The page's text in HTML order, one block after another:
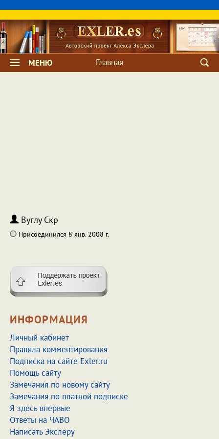
МЕНЮ Главная
Вуглу Скр
Присоединился 8 янв. 2008 г.
ИНФОРМАЦИЯ
Личный кабинет
Правила комментирования
Подписка на сайте Exler.ru
Помощь сайту
Замечания по новому сайту
Замечания по платной подписке
Я здесь впервые
Ответы на ЧАВО
Написать Экслеру